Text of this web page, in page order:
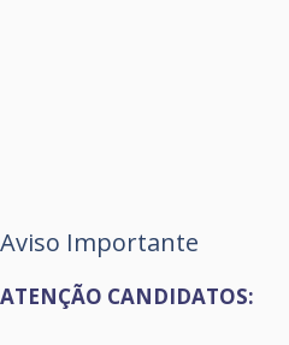
Aviso Importante
ATENÇÃO CANDIDATOS: